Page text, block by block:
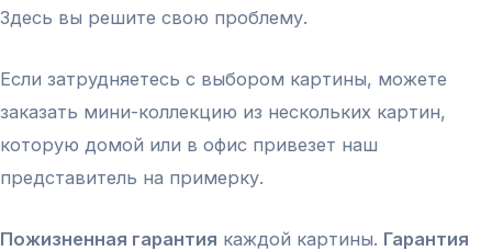
Здесь вы решите свою проблему.
Если затрудняетесь с выбором картины, можете
заказать мини-коллекцию из нескольких картин,
которую домой или в офис привезет наш
представитель на примерку.
Пожизненная гарантия каждой картины. Гарантия